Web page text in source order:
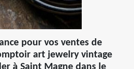
pour vos ventes de
art jewelry vintage
à Saint Magne dans le